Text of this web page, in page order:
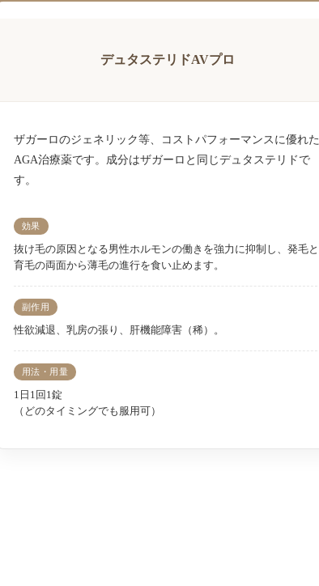
デュタステリドAVプロ
ザガーロのジェネリック等、コストパフォーマンスに優れた
AGA治療薬です。成分はザガーロと同じデュタステリドで
す。
効果
抜け毛の原因となる男性ホルモンの働きを強力に抑制し、発毛と
育毛の両面から薄毛の進行を食い止めます。
副作用
性欲減退、乳房の張り、肝機能障害（稀）。
用法・用量
1日1回1錠
（どのタイミングでも服用可）